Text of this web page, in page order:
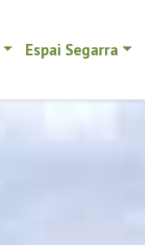
Espai Segarra